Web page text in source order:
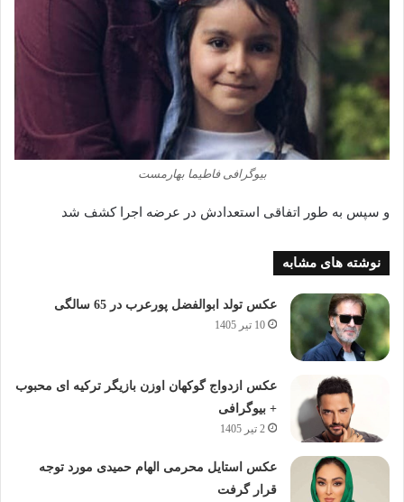
بیوگرافی فاطیما بهارمست
و سپس به طور اتفاقی استعدادش در عرضه اجرا کشف شد
نوشته های مشابه
عکس تولد ابوالفضل پورعرب در 65 سالگی
10 تیر 1405
عکس ازدواج گوکهان اوزن بازیگر ترکیه ای محبوب
+ بیوگرافی
2 تیر 1405
عکس استایل محرمی الهام حمیدی مورد توجه
قرار گرفت